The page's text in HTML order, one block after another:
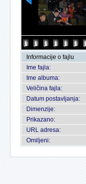
Informacije o fajlu
Ime fajla:
Ime albuma:
Veličina fajla:
Datum postavljanja:
Dimenzije:
Prikazano:
URL adresa:
Omiljeni: